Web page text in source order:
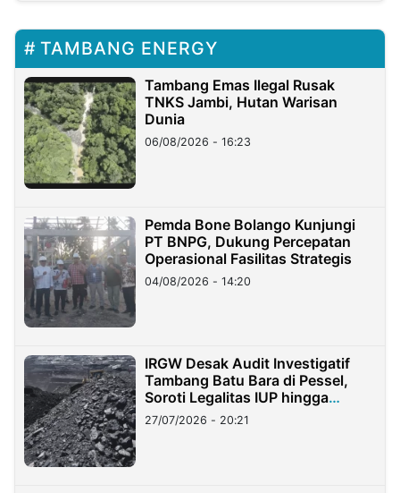
TAMBANG ENERGY
Tambang Emas Ilegal Rusak
TNKS Jambi, Hutan Warisan
Dunia
06/08/2026 - 16:23
Pemda Bone Bolango Kunjungi
PT BNPG, Dukung Percepatan
Operasional Fasilitas Strategis
04/08/2026 - 14:20
IRGW Desak Audit Investigatif
Tambang Batu Bara di Pessel,
Soroti Legalitas IUP hingga
Stockpile
27/07/2026 - 20:21